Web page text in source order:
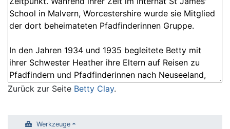
Zurück zur Seite Betty Clay.
Werkzeuge